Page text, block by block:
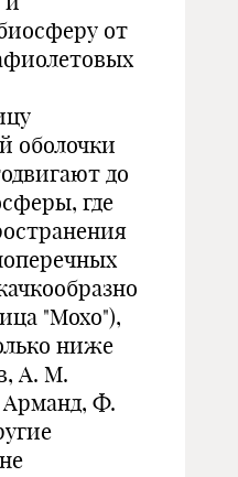
от
оболочки
до
где
"Мохо"),
ниже
А. М.
Ф.